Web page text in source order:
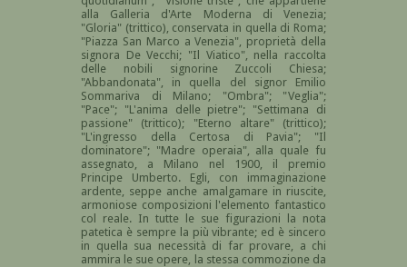
alla Galleria d'Arte Moderna di Venezia;
"Gloria" (trittico), conservata in quella di Roma;
"Piazza San Marco a Venezia", proprietà della
signora De Vecchi; "Il Viatico", nella raccolta
delle nobili signorine Zuccoli Chiesa;
"Abbandonata", in quella del signor Emilio
Sommariva di Milano; "Ombra"; "Veglia";
"Pace"; "L'anima delle pietre"; "Settimana di
passione" (trittico); "Eterno altare" (trittico);
"L'ingresso della Certosa di Pavia"; "Il
dominatore"; "Madre operaia", alla quale fu
assegnato, a Milano nel 1900, il premio
Principe Umberto. Egli, con immaginazione
ardente, seppe anche amalgamare in riuscite,
armoniose composizioni l'elemento fantastico
col reale. In tutte le sue figurazioni la nota
patetica è sempre la più vibrante; ed è sincero
in quella sua necessità di far provare, a chi
ammira le sue opere, la stessa commozione da